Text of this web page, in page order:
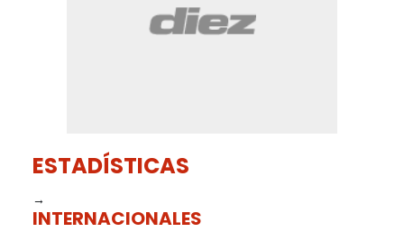
ESTADÍSTICAS
→
INTERNACIONALES